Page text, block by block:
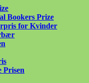
Bookers Prize
for Kvinder
Prisen